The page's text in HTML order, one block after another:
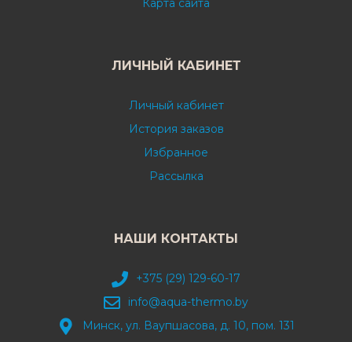
Карта сайта
ЛИЧНЫЙ КАБИНЕТ
Личный кабинет
История заказов
Избранное
Рассылка
НАШИ КОНТАКТЫ
+375 (29) 129-60-17
info@aqua-thermo.by
Минск, ул. Ваупшасова, д. 10, пом. 131